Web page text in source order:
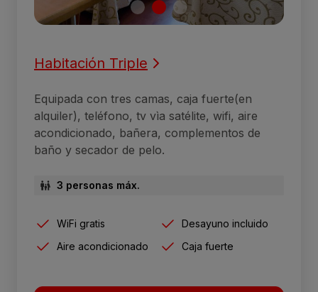
Habitación Triple
Equipada con tres camas, caja fuerte(en
alquiler), teléfono, tv vìa satélite, wifi, aire
acondicionado, bañera, complementos de
baño y secador de pelo.
3 personas máx.
WiFi gratis
Desayuno incluido
Aire acondicionado
Caja fuerte